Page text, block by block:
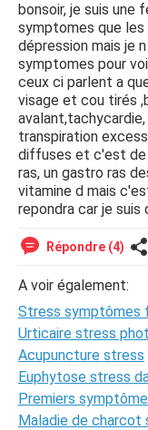
bonsoir, je suis une
symptomes que
dépression mais je
symptomes pour
ceux ci parlent a
visage et cou tirés
transpiration
diffuses et c'est de
ras, un gastro ras
vitamine d mais
repondra car je
Répondre (4)
A voir également:
Stress symptômes
Urticaire stress
Acupuncture stress
Euphytose stress
Premiers
Maladie de charcot